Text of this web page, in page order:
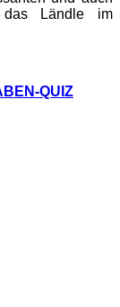
das Ländle im
QUIZ